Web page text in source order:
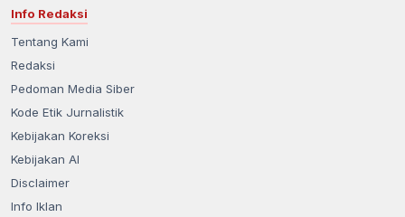
Info Redaksi
Tentang Kami
Redaksi
Pedoman Media Siber
Kode Etik Jurnalistik
Kebijakan Koreksi
Kebijakan AI
Disclaimer
Info Iklan